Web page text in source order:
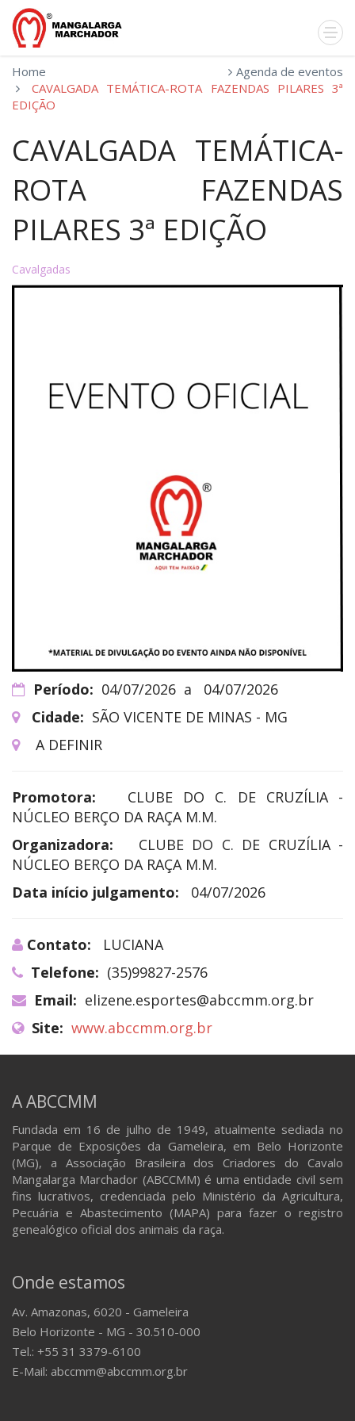
Home
Agenda de eventos
CAVALGADA TEMÁTICA-ROTA FAZENDAS PILARES 3ª
EDIÇÃO
CAVALGADA TEMÁTICA-
ROTA FAZENDAS
PILARES 3ª EDIÇÃO
Cavalgadas
Período: 04/07/2026 a 04/07/2026
Cidade: SÃO VICENTE DE MINAS - MG
A DEFINIR
Promotora:
CLUBE DO C. DE CRUZÍLIA -
NÚCLEO BERÇO DA RAÇA M.M.
Organizadora:
CLUBE DO C. DE CRUZÍLIA -
NÚCLEO BERÇO DA RAÇA M.M.
Data início julgamento:
04/07/2026
Contato:
LUCIANA
Telefone: (35)99827-2576
Email: elizene.esportes@abccmm.org.br
Site: www.abccmm.org.br
A ABCCMM
Fundada em 16 de julho de 1949, atualmente sediada no
Parque de Exposições da Gameleira, em Belo Horizonte
(MG), a Associação Brasileira dos Criadores do Cavalo
Mangalarga Marchador (ABCCMM) é uma entidade civil sem
fins lucrativos, credenciada pelo Ministério da Agricultura,
Pecuária e Abastecimento (MAPA) para fazer o registro
genealógico oficial dos animais da raça.
Onde estamos
Av. Amazonas, 6020 - Gameleira
Belo Horizonte - MG - 30.510-000
Tel.: +55 31 3379-6100
E-Mail: abccmm@abccmm.org.br